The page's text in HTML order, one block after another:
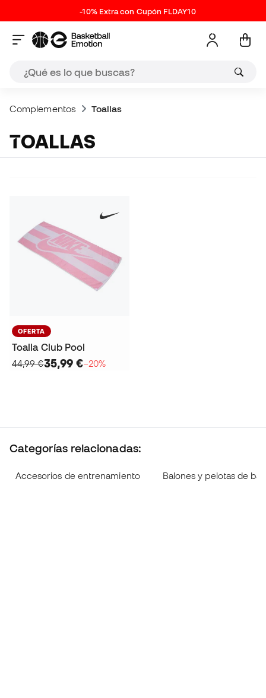
-10% Extra con Cupón FLDAY10
Complementos Toallas
TOALLAS
OFERTA
Toalla Club Pool
44,99 €35,99 €−20%
Categorías relacionadas:
Accesorios de entrenamiento Balones y pelotas de